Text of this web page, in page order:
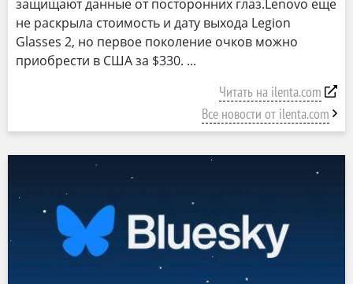
защищают данные от посторонних глаз.Lenovo еще
не раскрыла стоимость и дату выхода Legion
Glasses 2, но первое поколение очков можно
приобрести в США за $330.
Читать на ilenta.com
Все новости от ilenta.com